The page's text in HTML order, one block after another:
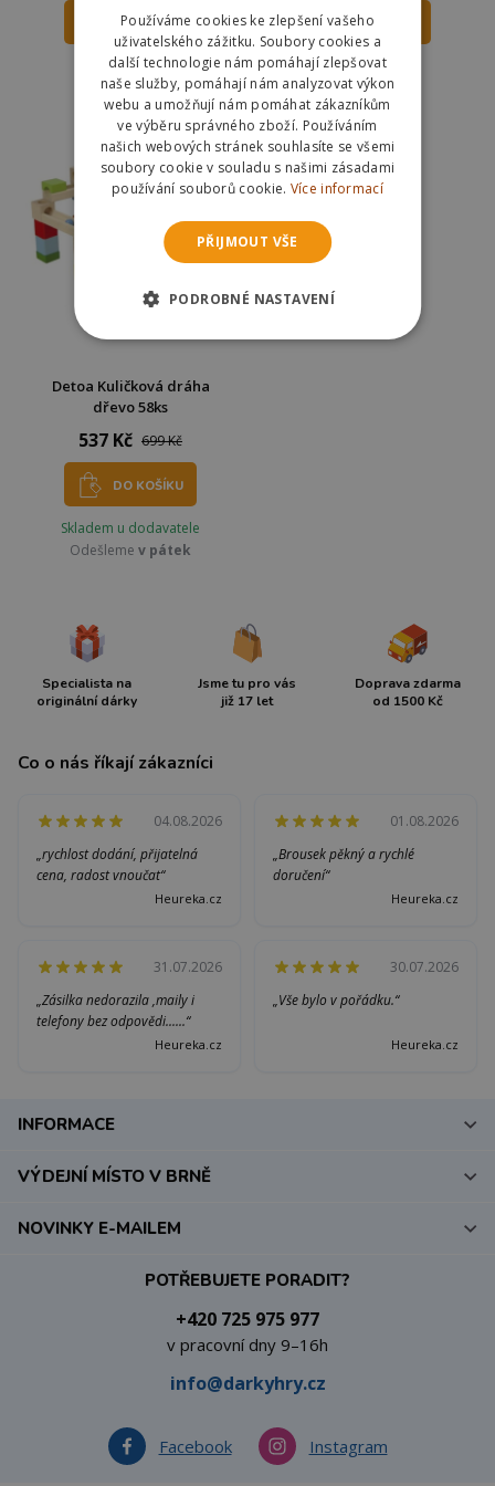
DO KOŠÍKU
Skladem
Odešlemednes
DO KOŠÍKU
Skladem
Odešlemednes
Detoa Kuličková dráha
dřevo 58ks
537 Kč 699 Kč
DO KOŠÍKU
Skladem u dodavatele
Odešleme v pátek
Specialista na
originální dárky
Jsme tu pro vás
již 17 let
Doprava zdarma
od 1500 Kč
Co o nás říkají zákazníci
04.08.2026
„rychlost dodání, přijatelná
cena, radost vnoučat“
Heureka.cz
01.08.2026
„Brousek pěkný a rychlé
doručení“
Heureka.cz
31.07.2026
„Zásilka nedorazila ,maily i
telefony bez odpovědi......“
Heureka.cz
30.07.2026
„Vše bylo v pořádku.“
Heureka.cz
INFORMACE
VÝDEJNÍ MÍSTO V BRNĚ
POTŘEBUJETE PORADIT?
+420 725 975 977
v pracovní dny 9–16h
info@darkyhry.cz
Facebook Instagram
NOVINKY E-MAILEM
Používáme cookies ke zlepšení vašeho
uživatelského zážitku. Soubory cookies a
další technologie nám pomáhají zlepšovat
naše služby, pomáhají nám analyzovat výkon
webu a umožňují nám pomáhat zákazníkům
ve výběru správného zboží. Používáním
našich webových stránek souhlasíte se všemi
soubory cookie v souladu s našimi zásadami
používání souborů cookie. Více informací
PŘIJMOUT VŠE
PODROBNÉ NASTAVENÍ